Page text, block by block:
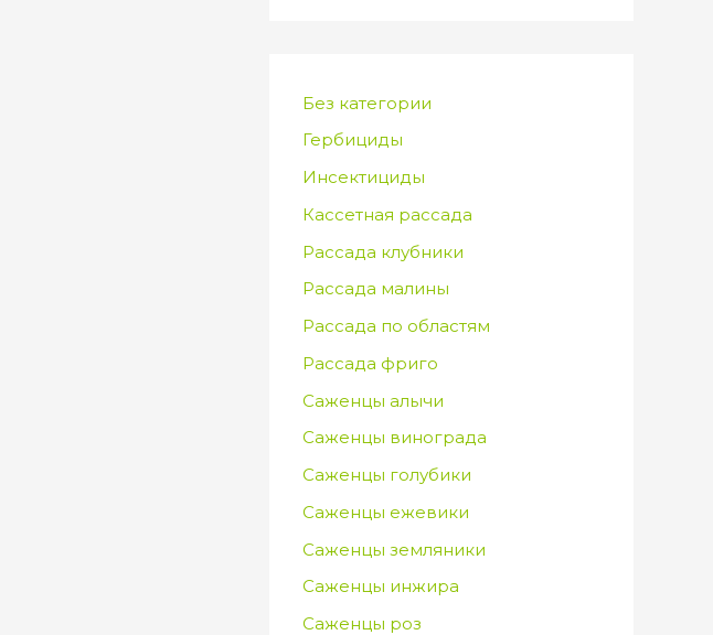
Без категории
Гербициды
Инсектициды
Кассетная рассада
Рассада клубники
Рассада малины
Рассада по областям
Рассада фриго
Саженцы алычи
Саженцы винограда
Саженцы голубики
Саженцы ежевики
Саженцы земляники
Саженцы инжира
Саженцы роз